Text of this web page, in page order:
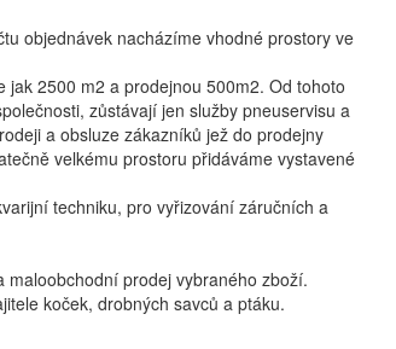
objednávek nacházíme vhodné prostory ve
2500 m2 a prodejnou 500m2. Od tohoto
zůstávají jen služby pneuservisu a
a obsluze zákazníků jež do prodejny
velkému prostoru přidáváme vystavené
techniku, pro vyřizování záručních a
prodej vybraného zboží.
koček, drobných savců a ptáku.